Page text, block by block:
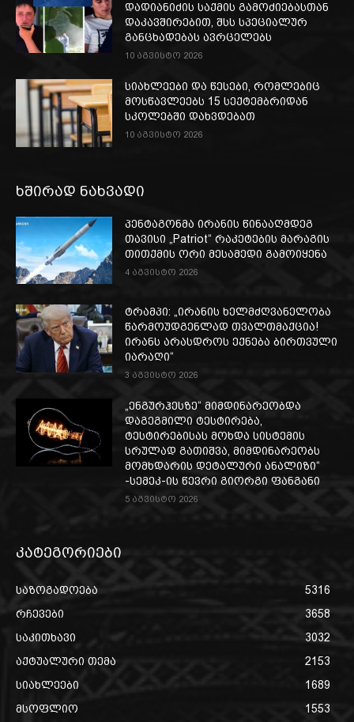
დადიანიძის საქმის გამოძიებასთან
დაკავშირებით, შსს სპეციალურ
განცხადებას ავრცელებს
10 აგვისტო 2026
სიახლეები და წესები, რომლებიც
მოსწავლეებს 15 სექტემბრიდან
სკოლებში დახვდებათ
10 აგვისტო 2026
ხშირად ნახვადი
პენტაგონმა ირანის წინააღმდეგ
თავისი „Patriot“ რაკეტების მარაგის
თითქმის ორი მესამედი გამოიყენა
4 აგვისტო 2026
ტრამპი: „ირანის ხელმძღვანელობა
წარმოუდგენლად თვალთმაქცია!
ირანს არასდროს ექნება ბირთვული
იარაღი“
3 აგვისტო 2026
„ენგურჰესზე“ მიმდინარეობდა
დაგეგმილი ტესტირება,
ტესტირებისას მოხდა სისტემის
სრულად გათიშვა, მიმდინარეობს
მომხდარის დეტალური ანალიზი“
-სემეკ-ის წევრი გიორგი ფანგანი
5 აგვისტო 2026
კატეგორიები
საზოგადოება
5316
რჩევები
3658
საკითხავი
3032
აქტუალური თემა
2153
სიახლეები
1689
მსოფლიო
1553